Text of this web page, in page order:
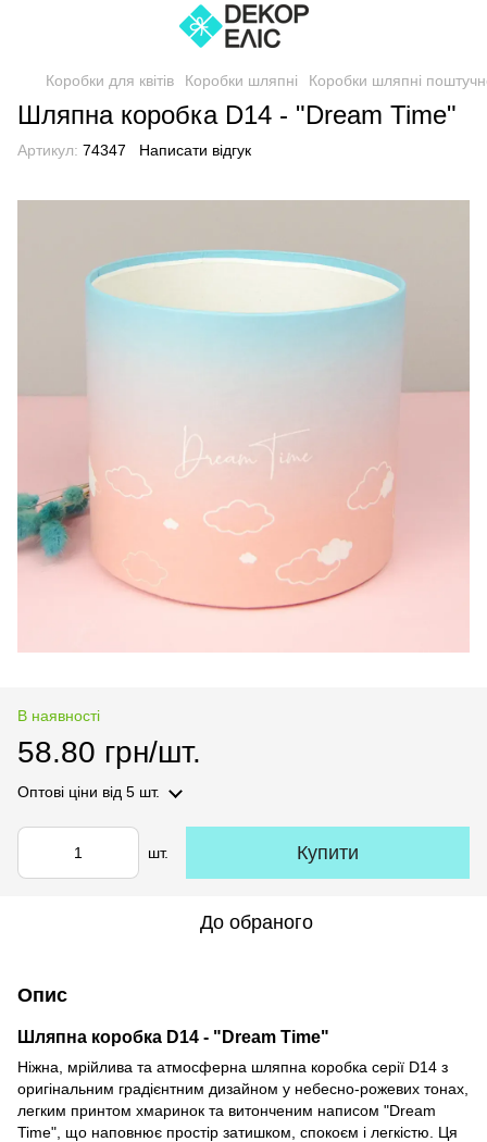
Коробки для квітів Коробки шляпні Коробки шляпні
Шляпна коробка D14 - "Dream Time"
Артикул: 74347 Написати відгук
В наявності
58.80 грн/шт.
Оптові ціни від 5 шт.
шт. Купити
До обраного
Опис
Шляпна коробка D14 - "Dream Time"
Ніжна, мрійлива та атмосферна шляпна коробка серії D14 з
оригінальним градієнтним дизайном у небесно-рожевих тонах,
легким принтом хмаринок та витонченим написом "Dream
Time", що наповнює простір затишком, спокоєм і легкістю. Ця